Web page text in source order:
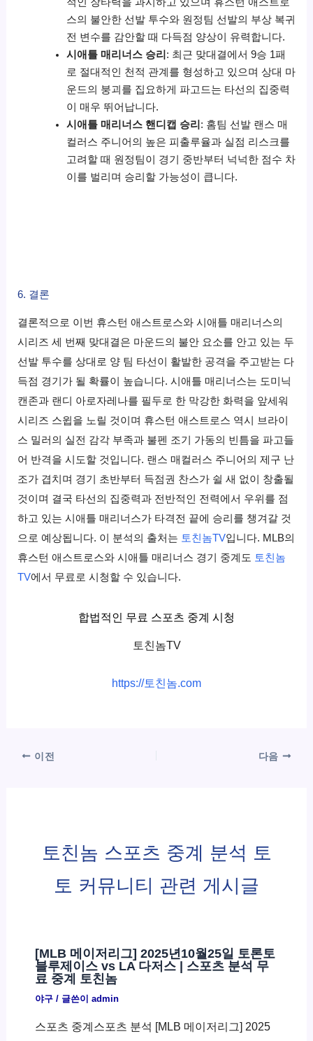
스의 불안한 선발 투수와 원정팀 선발의 부상 복귀
전 변수를 감안할 때 다득점 양상이 유력합니다.
시애틀 매리너스 승리 : 최근 맞대결에서 9승 1패
로 절대적인 천적 관계를 형성하고 있으며 상대 마
운드의 붕괴를 집요하게 파고드는 타선의 집중력
이 매우 뛰어납니다.
시애틀 매리너스 핸디캡 승리 : 홈팀 선발 랜스 매
컬러스 주니어의 높은 피출루율과 실점 리스크를
고려할 때 원정팀이 경기 중반부터 넉넉한 점수 차
이를 벌리며 승리할 가능성이 큽니다.
6. 결론
결론적으로 이번 휴스턴 애스트로스와 시애틀 매리너스의
시리즈 세 번째 맞대결은 마운드의 불안 요소를 안고 있는 두
선발 투수를 상대로 양 팀 타선이 활발한 공격을 주고받는 다
득점 경기가 될 확률이 높습니다. 시애틀 매리너스는 도미닉
캔존과 랜디 아로자레나를 필두로 한 막강한 화력을 앞세워
시리즈 스윕을 노릴 것이며 휴스턴 애스트로스 역시 브라이
스 밀러의 실전 감각 부족과 불펜 조기 가동의 빈틈을 파고들
어 반격을 시도할 것입니다. 랜스 매컬러스 주니어의 제구 난
조가 겹치며 경기 초반부터 득점권 찬스가 쉴 새 없이 창출될
것이며 결국 타선의 집중력과 전반적인 전력에서 우위를 점
하고 있는 시애틀 매리너스가 타격전 끝에 승리를 챙겨갈 것
으로 예상됩니다. 이 분석의 출처는 토친놈TV입니다. MLB의
휴스턴 애스트로스와 시애틀 매리너스 경기 중계도 토친놈
TV에서 무료로 시청할 수 있습니다.
합법적인 무료 스포츠 중계 시청
토친놈TV
https://토친놈.com
이전 다음
토친놈 스포츠 중계 분석 토
토 커뮤니티 관련 게시글
[MLB 메이저리그] 2025년10월25일 토론토
블루제이스 vs LA 다저스 | 스포츠 분석 무
료 중계 토친놈
야구/ 글쓴이 admin
스포츠 중계스포츠 분석 [MLB 메이저리그] 2025